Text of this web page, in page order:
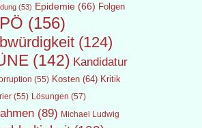
(53) Epidemie(66) Folgen
(156)
(124)
(142) Kandidatur
(55) Kosten(64) Kritik
(55) Lösungen (57)
(89) Michael Ludwig